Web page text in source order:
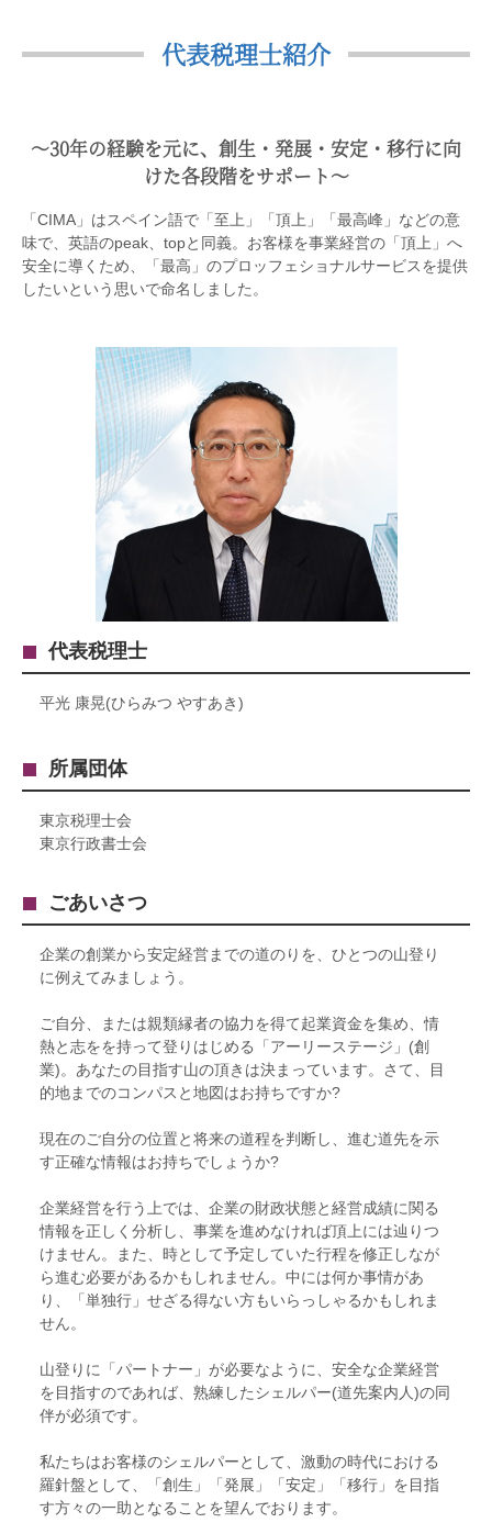
代表税理士紹介
〜30年の経験を元に、創生・発展・安定・移行に向
けた各段階をサポート〜
「CIMA」はスペイン語で「至上」「頂上」「最高峰」などの意
味で、英語のpeak、topと同義。お客様を事業経営の「頂上」へ
安全に導くため、「最高」のプロッフェショナルサービスを提供
したいという思いで命名しました。
代表税理士
平光 康晃(ひらみつ やすあき)
所属団体
東京税理士会
東京行政書士会
ごあいさつ
企業の創業から安定経営までの道のりを、ひとつの山登り
に例えてみましょう。
ご自分、または親類縁者の協力を得て起業資金を集め、情
熱と志をを持って登りはじめる「アーリーステージ」(創
業)。あなたの目指す山の頂きは決まっています。さて、目
的地までのコンパスと地図はお持ちですか?
現在のご自分の位置と将来の道程を判断し、進む道先を示
す正確な情報はお持ちでしょうか?
企業経営を行う上では、企業の財政状態と経営成績に関る
情報を正しく分析し、事業を進めなければ頂上には辿りつ
けません。また、時として予定していた行程を修正しなが
ら進む必要があるかもしれません。中には何か事情があ
り、「単独行」せざる得ない方もいらっしゃるかもしれま
せん。
山登りに「パートナー」が必要なように、安全な企業経営
を目指すのであれば、熟練したシェルパー(道先案内人)の同
伴が必須です。
私たちはお客様のシェルパーとして、激動の時代における
羅針盤として、「創生」「発展」「安定」「移行」を目指
す方々の一助となることを望んでおります。